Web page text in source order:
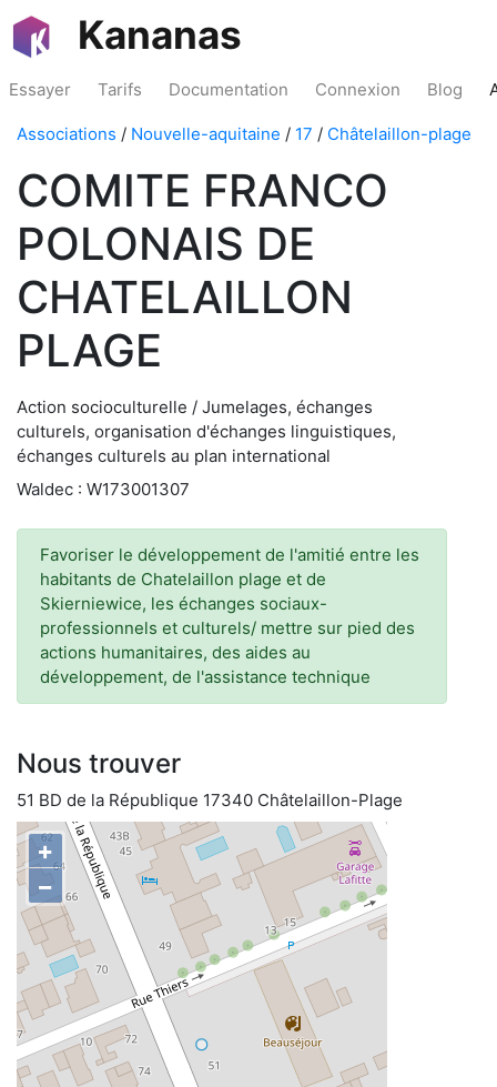
Kananas
Essayer Tarifs Documentation Connexion Blog
Associations / Nouvelle-aquitaine / 17 / Châtelaillon-plage
COMITE FRANCO
POLONAIS DE
CHATELAILLON
PLAGE
Action socioculturelle / Jumelages, échanges
culturels, organisation d'échanges linguistiques,
échanges culturels au plan international
Waldec : W173001307
Favoriser le développement de l'amitié entre les
habitants de Chatelaillon plage et de
Skierniewice, les échanges sociaux-
professionnels et culturels/ mettre sur pied des
actions humanitaires, des aides au
développement, de l'assistance technique
Nous trouver
51 BD de la République 17340 Châtelaillon-Plage
+
−